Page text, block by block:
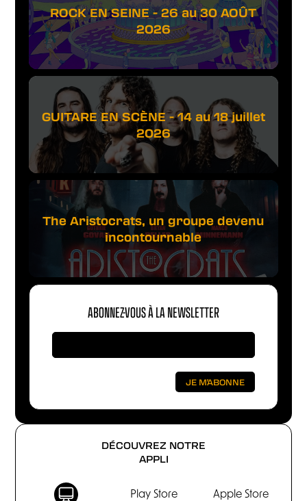
DÉCOUVREZ NOTRE
APPLI
Play Store Apple Store
ROCK EN SEINE - 26 au 30 AOÛT
2026
GUITARE EN SCÈNE - 14 au 18 juillet
2026
The Aristocrats, un groupe devenu
incontournable
ABONNEZ-VOUS À LA NEWSLETTER